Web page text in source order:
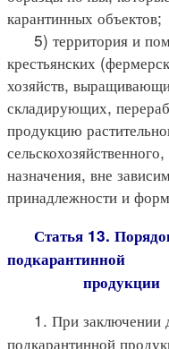
карантинных объектов;
5) территория и
крестьянских
хозяйств,
складирующих,
продукцию
назначения, вне
принадлежности и
Статья 13.
подкарантинной
продукции
1. При заключении
подкарантинной